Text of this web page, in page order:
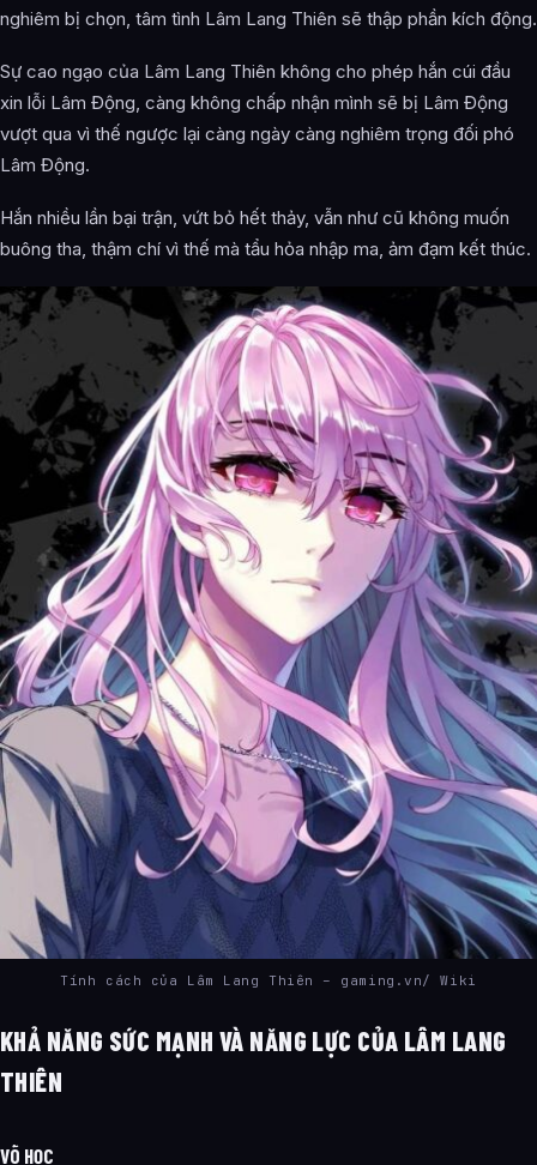
nghiêm bị chọn, tâm tình Lâm Lang Thiên sẽ thập phần kích động.
Sự cao ngạo của Lâm Lang Thiên không cho phép hắn cúi đầu
xin lỗi Lâm Động, càng không chấp nhận mình sẽ bị Lâm Động
vượt qua vì thế ngược lại càng ngày càng nghiêm trọng đối phó
Lâm Động.
Hắn nhiều lần bại trận, vứt bỏ hết thảy, vẫn như cũ không muốn
buông tha, thậm chí vì thế mà tẩu hỏa nhập ma, ảm đạm kết thúc.
Tính cách của Lâm Lang Thiên – gaming.vn/ Wiki
KHẢ NĂNG SỨC MẠNH VÀ NĂNG LỰC CỦA LÂM LANG
THIÊN
VÕ HỌC